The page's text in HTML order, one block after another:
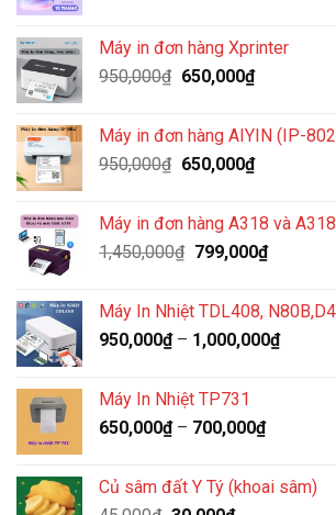
1,900,000₫.là:
Máy in đơn hàng Xprinter
950,000₫ Giá
950,000₫.
650,000₫Giá
là:
650,000₫.
Máy in đơn hàng AIYIN (IP-
950,000₫ Giá
950,000₫.
650,000₫Giá
là:
650,000₫.
Máy in đơn hàng A318 và
1,450,000₫ Giá
1,450,000₫.
799,000₫Giá
là:
799,000₫.
Máy In Nhiệt TDL408,
950,000₫– 1,000,000₫
Máy In Nhiệt TP731
650,000₫– 700,000₫
Củ sâm đất Y Tý (khoai sâm)